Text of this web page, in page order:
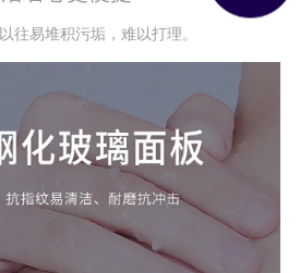
往易堆积污垢，难以打理。